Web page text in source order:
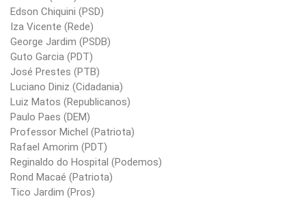
Edson Chiquini (PSD)
Iza Vicente (Rede)
George Jardim (PSDB)
Guto Garcia (PDT)
José Prestes (PTB)
Luciano Diniz (Cidadania)
Luiz Matos (Republicanos)
Paulo Paes (DEM)
Professor Michel (Patriota)
Rafael Amorim (PDT)
Reginaldo do Hospital (Podemos)
Rond Macaé (Patriota)
Tico Jardim (Pros)